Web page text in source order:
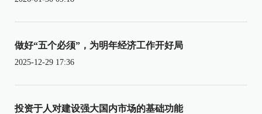
做好“五个必须”，为明年经济工作开好局
2025-12-29 17:36
投资于人对建设强大国内市场的基础功能